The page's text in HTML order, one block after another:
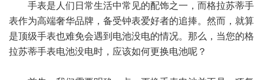
手表是人们日常生活中常见的配饰之一，而格拉苏蒂手
表作为高端奢华品牌，备受钟表爱好者的追捧。然而，就算
是顶级手表也难免会遇到电池没电的情况。那么，当您的格
拉苏蒂手表电池没电时，应该如何更换电池呢？